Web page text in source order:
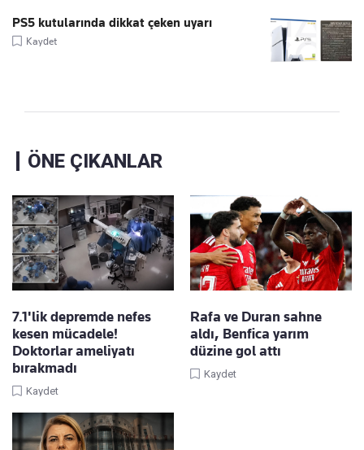
PS5 kutularında dikkat çeken uyarı
Kaydet
ÖNE ÇIKANLAR
7.1'lik depremde nefes
kesen mücadele!
Doktorlar ameliyatı
bırakmadı
Kaydet
Rafa ve Duran sahne
aldı, Benfica yarım
düzine gol attı
Kaydet